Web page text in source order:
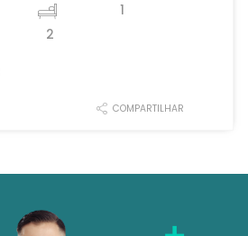
2
1
COMPARTILHAR